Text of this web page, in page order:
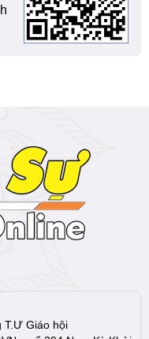
T.Ư Giáo hội